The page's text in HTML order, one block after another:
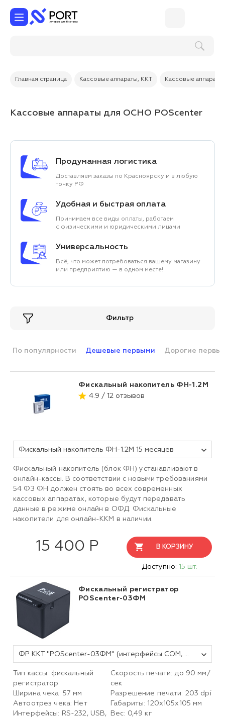
Главная страница Кассовые аппараты, ККТ Кассовые
Кассовые аппараты для ОСНО POScenter
Продуманная логистика
Доставляем заказы по Красноярску и в любую
точку РФ
Удобная и быстрая оплата
Принимаем все виды оплаты, работаем
с физическими и юридическими лицами
Универсальность
Всё, что может потребоваться вашему магазину
или предприятию — в одном месте!
Фильтр
По популярности Дешевые первыми Дорогие
Фискальный накопитель ФН-1.2М
4.9 / 12 отзывов
Фискальный накопитель ФН-1.2М 15 месяцев
Фискальный накопитель (блок ФН) устанавливают в
онлайн-кассы. В соответствии с новыми требованиями
54 ФЗ ФН должен стоять во всех современных
кассовых аппаратах, которые будут передавать
данные в режиме онлайн в ОФД. Фискальные
накопители для онлайн-ККМ в наличии.
15 400 Р В КОРЗИНУ
Доступно: 15 шт.
Фискальный регистратор
POScenter-03ФМ
ФР ККТ "POScenter-03ФМ" (интерфейсы COM, USB, ДЯ с WiFi, Bluetooth), чёрный, без ФН
Тип кассы: фискальный
регистратор
Ширина чека: 57 мм
Автоотрез чека: Нет
Интерфейсы: RS-232, USB,
Скорость печати: до 90 мм/
сек
Разрешение печати: 203 dpi
Габариты: 120х105х105 мм
Вес: 0,49 кг